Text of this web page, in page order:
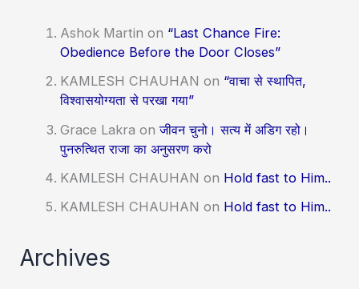
Ashok Martin on “Last Chance Fire:
Obedience Before the Door Closes”
KAMLESH CHAUHAN on “वाचा से स्थापित,
विश्वासयोग्यता से परखा गया”
Grace Lakra onजीवन चुनो। सत्य में अडिग रहो।
पुनरुत्थित राजा का अनुसरण करो
KAMLESH CHAUHAN on Hold fast to Him..
KAMLESH CHAUHAN on Hold fast to Him..
Archives